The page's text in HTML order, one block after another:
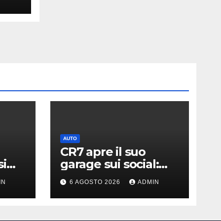
i
AUTO
CR7 apre il suo
garage sui social:
svelati i “giocattoli”
da oltre 40 milioni
6 AGOSTO 2026 ADMIN